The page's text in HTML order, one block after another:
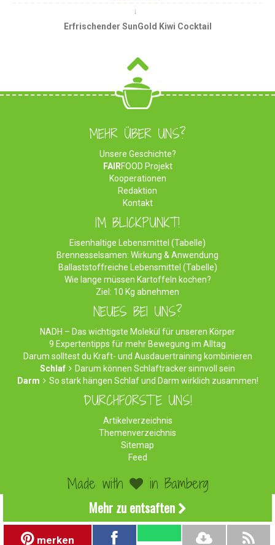
Mehr zu entsaften
merken
Erfrischender SunGold Kiwi Cocktail
MEHR ÜBER UNS?
Unsere Geschichte?
FAIRFOOD Projekt
Kooperationen
Redaktion
Kontakt
IM BLICKPUNKT!
Eisenhaltige Lebensmittel (Tabelle)
Brennesselsamen: Wirkung & Anwendung
Ballaststoffreiche Lebensmittel (Tabelle)
Wie lange müssen Kartoffeln kochen?
Ziel: 10 Kg abnehmen
NEUES BEI UNS?
NADH – Das wichtigste Molekül für unseren Körper
9 Expertentipps für mehr Bewegung im Alltag
Darum solltest du Kraft- und Ausdauertraining kombinieren
Schlaf
Darum können Schlaftracker sinnvoll sein
Darm
So stark hängen Schlaf und Darm wirklich zusammen!
DURCHFORSTE UNS!
Artikelverzeichnis
Themenverzeichnis
Sitemap
Feed
Made with in Bamberg
©2026 WirEssenGesund.de - Gesunde Ernährung & leckere
Rezepte!
Impressum
|Datenschutz Werben